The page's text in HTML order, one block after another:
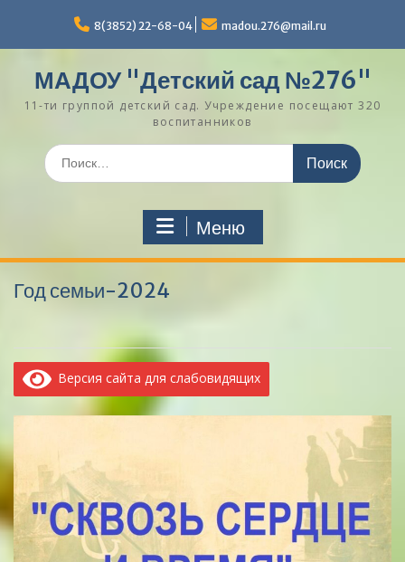
содержимому
8(3852) 22-68-04 madou.276@mail.ru
МАДОУ "Детский сад №276"
11-ти группой детский сад. Учреждение посещают 320
воспитанников
Поиск
по:
Меню
Год семьи-2024
Версия сайта для слабовидящих